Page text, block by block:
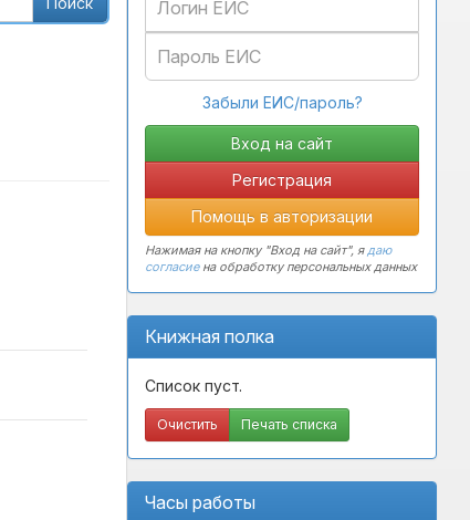
Забыли ЕИС/пароль?
Регистрация
Помощь в авторизации
Нажимая на кнопку "Вход на сайт", ядаю
согласиена обработку персональных данных
Книжная полка
Список пуст.
Очистить Печать списка
Часы работы